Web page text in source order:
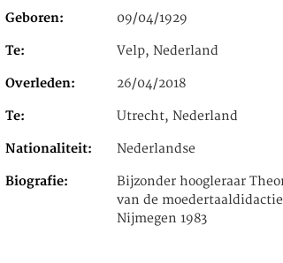
Geboren 09/04/1929
Te Velp, Nederland
Overleden 26/04/2018
Te Utrecht, Nederland
Nationaliteit Nederlandse
Biografie
Bijzonder hoogleraar
van de
Nijmegen 1983